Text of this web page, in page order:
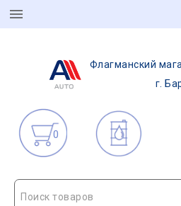
Флагманский
г.
0
Поиск товаров